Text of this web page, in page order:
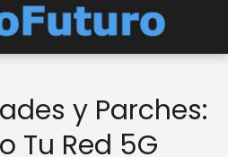
y Parches:
Tu Red 5G